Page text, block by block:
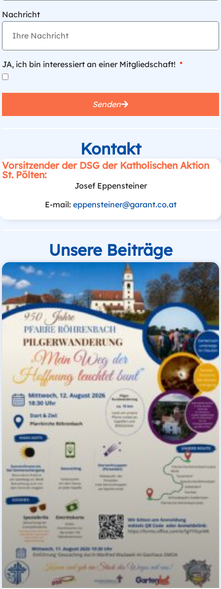
Nachricht
JA, ich bin interessiert an einer Mitgliedschaft!
Senden
Kontakt
Vorsitzender der DSG der Katholischen Aktion
St. Pölten:
Josef Eppensteiner
E-mail: eppensteiner@garant.co.at
Unsere Beiträge